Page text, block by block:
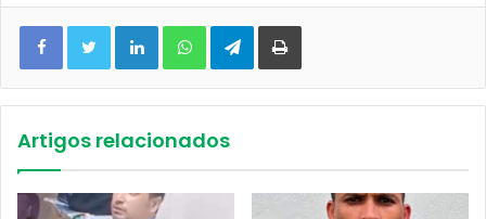
FacebookTwitterLinkedinWhatsAppTelegramImprimir
Artigos relacionados